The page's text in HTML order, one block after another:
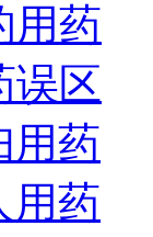
用药
误区
用药
用药